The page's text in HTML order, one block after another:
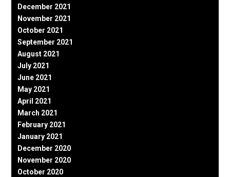
December 2021
November 2021
October 2021
September 2021
August 2021
July 2021
June 2021
May 2021
April 2021
March 2021
February 2021
January 2021
December 2020
November 2020
October 2020